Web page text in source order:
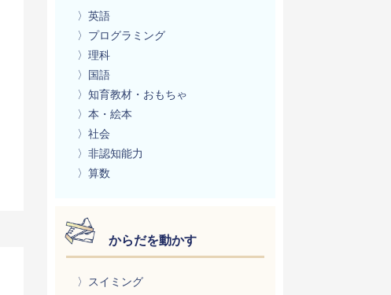
〉英語
〉プログラミング
〉理科
〉国語
〉知育教材・おもちゃ
〉本・絵本
〉社会
〉非認知能力
〉算数
からだを動かす
〉スイミング